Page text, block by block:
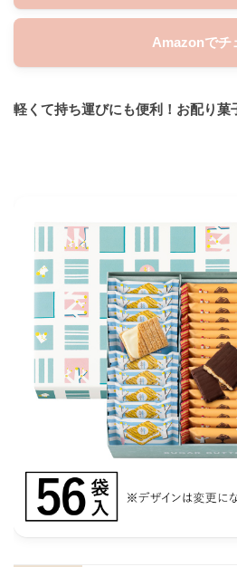
Amazonでチ
軽くて持ち運びにも便利！お配り菓